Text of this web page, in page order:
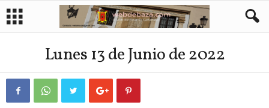
Lunes 13 de Junio de 2022